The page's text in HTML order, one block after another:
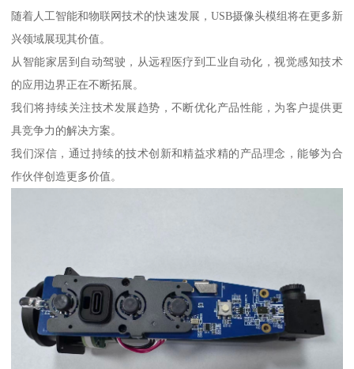
随着人工智能和物联网技术的快速发展，USB摄像头模组将在更多新
兴领域展现其价值。
从智能家居到自动驾驶，从远程医疗到工业自动化，视觉感知技术
的应用边界正在不断拓展。
我们将持续关注技术发展趋势，不断优化产品性能，为客户提供更
具竞争力的解决方案。
我们深信，通过持续的技术创新和精益求精的产品理念，能够为合
作伙伴创造更多价值。